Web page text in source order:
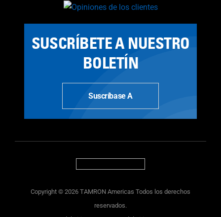
SUSCRÍBETE A NUESTRO
BOLETÍN
Suscríbase A
Copyright © 2026 TAMRON Americas Todos los derechos
reservados.